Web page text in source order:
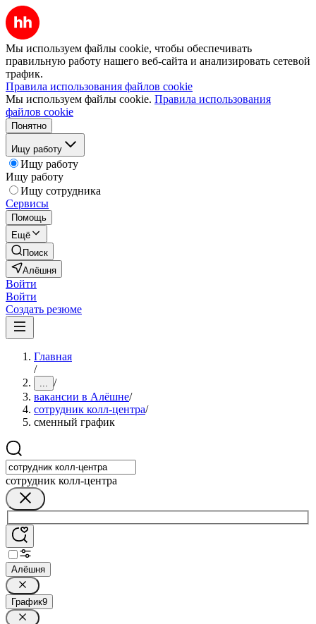
Мы используем файлы cookie, чтобы обеспечивать
правильную работу нашего веб-сайта и анализировать сетевой
трафик.
Правила использования файлов cookie
Мы используем файлы cookie. Правила использования
файлов cookie
Понятно
Ищу работу
Ищу работу
Ищу работу
Ищу сотрудника
Сервисы
Помощь
Ещё
Поиск
Алёшня
Войти
Войти
Создать резюме
Главная
/
... /
вакансии в Алёшне/
сотрудник колл-центра/
сменный график
сотрудник колл-центра
Алёшня
График9